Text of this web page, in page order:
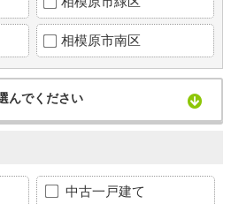
相模原市南区
んでください
中古一戸建て